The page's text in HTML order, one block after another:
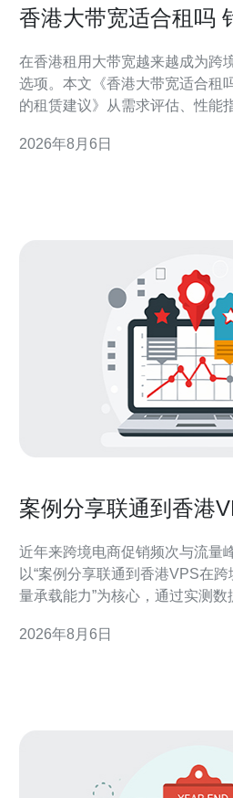
香港大带宽适合租吗
在香港租用大带宽越来越成为跨
选项。本文《香港大带宽适合租
的租赁建议》从需求评估、性能
助技术与采购决策者快速判断是
2026年8月6日
案例分享联通到香港
近年来跨境电商促销频次与流量
以“案例分享联通到香港VPS在
量承载能力”为核心，通过实测
团队提供可执行的评估与优化思路。 链路架构与
2026年8月6日